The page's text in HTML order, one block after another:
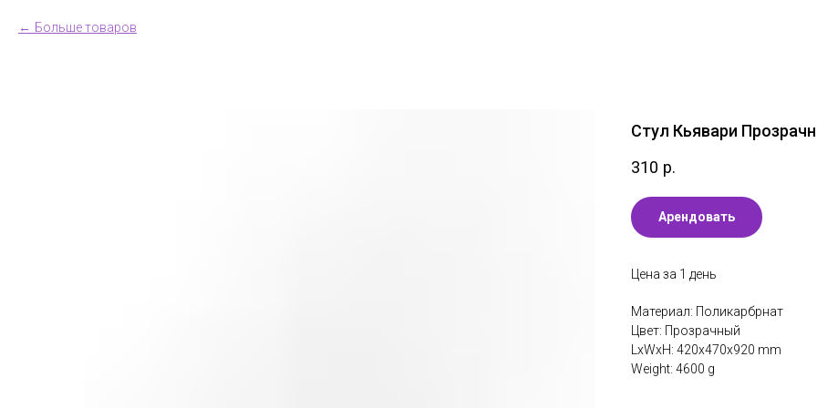
Больше товаров
Стул Кьявари
310 р.
Арендовать
Цена за 1 день
Материал: Поликарбрнат
Цвет: Прозрачный
LxWxH: 420x470x920 mm
Weight: 4600 g